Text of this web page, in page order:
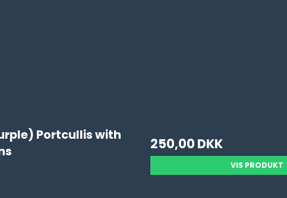
Portcullis with
250,00 DKK
VIS PRODUKT